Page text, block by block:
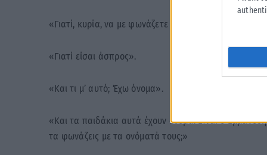
«Γιατί, κυρία, να με φωνάζετε “γάλα”;»
«Γιατί είσαι άσπρος».
«Και τι μ’ αυτό; Έχω όνομα».
«Και τα παιδάκια αυτά έχουν όνομα. Είναι ο
τα φωνάζεις με τα ονόματά τους;»